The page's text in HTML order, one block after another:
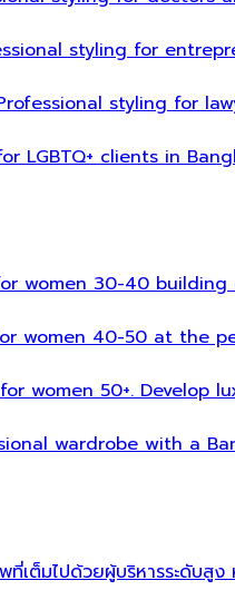
styling for
styling for
LGBTQ+ clients in
women 30-40
women 40-50 at the
women 50+. Develop
wardrobe with a
ที่เต็มไปด้วยผู้บริหารระดับสู